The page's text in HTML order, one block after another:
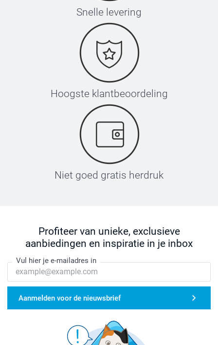
Snelle levering
Hoogste klantbeoordeling
Niet goed gratis herdruk
Profiteer van unieke, exclusieve
aanbiedingen en inspiratie in je inbox
Vul hier je e-mailadres in
Aanmelden voor de nieuwsbrief